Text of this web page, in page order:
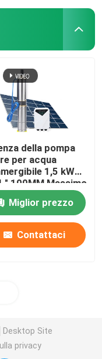
della pompa
per acqua
1,5 kW
" 100MM Massimo
6 -7 M3 / ora
Miglior prezzo
Contattaci
Desktop Site
privacy